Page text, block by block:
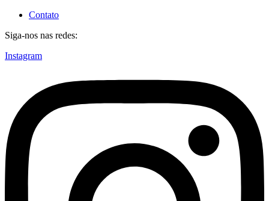
Contato
Siga-nos nas redes:
Instagram